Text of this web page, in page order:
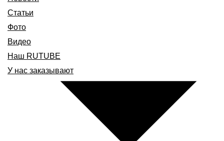
Статьи
Фото
Видео
Наш RUTUBE
У нас заказывают